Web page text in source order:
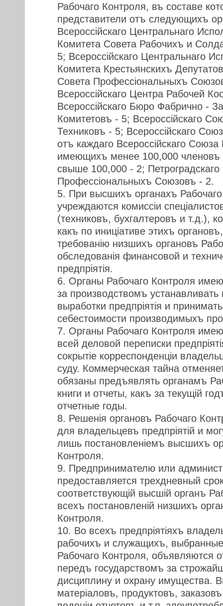
Рабочаго Контроля, въ составе
представители отъ следующихъ
Всероссiйскаго Центральнаго
Комитета Совета Рабочихъ и
5; Всероссiйскаго Центральнаго
Комитета Крестьянскихъ
Совета Профессiональныхъ
Всероссiйскаго Центра Рабочей
Всероссiйскаго Бюро Фабрично -
Комитетовъ - 5; Всероссiйскаго
Техниковъ - 5; Всероссiйскаго
отъ каждаго Всероссiйскаго Союза
имеющихъ менее 100,000
свыше 100,000 - 2; Петроградскаго
Профессiональныхъ Союзовъ - 2.
5. При высшихъ органахъ
учреждаются комиссiи
(техниковъ, бухгалтеровъ и т.д.),
какъ по иницiативе этихъ
требованiю низшихъ органовъ
обследованiя финансовой и
предпрiятiя.
6. Органы Рабочаго Контроля
за производствомъ
выработки предпрiятiя и
себестоимости производимыхъ
7. Органы Рабочаго Контроля
всей деловой переписки
сокрытiе корреспонденцiи
суду. Коммерческая тайна
обязаны предъявлять органамъ
книги и отчеты, какъ за текущiй
отчетные годы.
8. Решенiя органовъ Рабочаго
для владельцевъ предпрiятiй и
лишь постановленiемъ высшихъ
Контроля.
9. Предпринимателю или
предоставляется трехдневный
соответствующiй высшiй органъ
всехъ постановленiй низшихъ
Контроля.
10. Во всехъ предпрiятiяхъ
рабочихъ и служащихъ,
Рабочаго Контроля, объявляются
передъ государствомъ за
дисциплину и охрану имущества.
матерiаловъ, продуктовъ,